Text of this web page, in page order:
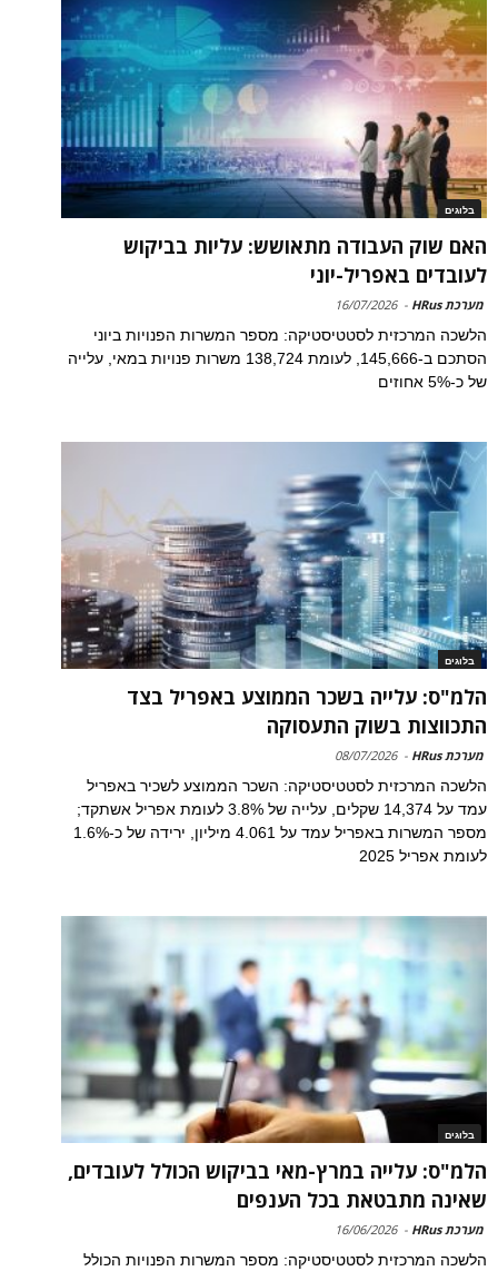
בלוגים
האם שוק העבודה מתאושש: עליות בביקוש
לעובדים באפריל-יוני
מערכת HRus -
16/07/2026
הלשכה המרכזית לסטטיסטיקה: מספר המשרות הפנויות ביוני
הסתכם ב-145,666, לעומת 138,724 משרות פנויות במאי, עלייה
של כ-5% אחוזים
בלוגים
הלמ"ס: עלייה בשכר הממוצע באפריל בצד
התכווצות בשוק התעסוקה
מערכת HRus -
08/07/2026
הלשכה המרכזית לסטטיסטיקה: השכר הממוצע לשכיר באפריל
עמד על 14,374 שקלים, עלייה של 3.8% לעומת אפריל אשתקד;
מספר המשרות באפריל עמד על 4.061 מיליון, ירידה של כ-1.6%
לעומת אפריל 2025
בלוגים
הלמ"ס: עלייה במרץ-מאי בביקוש הכולל לעובדים,
שאינה מתבטאת בכל הענפים
מערכת HRus -
16/06/2026
הלשכה המרכזית לסטטיסטיקה: מספר המשרות הפנויות הכולל